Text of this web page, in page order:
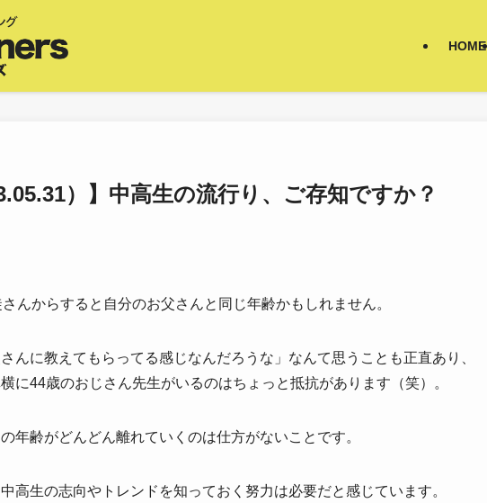
HOME
）】中高生の流行り、ご存知ですか？
んからすると自分のお父さんと同じ年齢かもしれません。
んに教えてもらってる感じなんだろうな」なんて思うことも正直あり、
に44歳のおじさん先生がいるのはちょっと抵抗があります（笑）。
年齢がどんどん離れていくのは仕方がないことです。
高生の志向やトレンドを知っておく努力は必要だと感じています。